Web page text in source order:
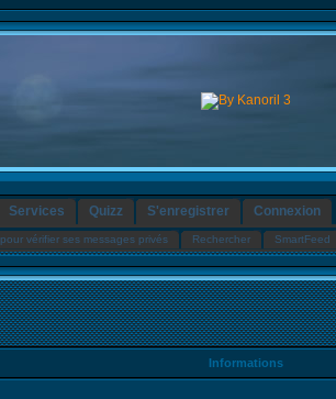
Services Quizz S'enregistrer Connexion
vérifier ses messages privés Rechercher SmartFeed
Informations